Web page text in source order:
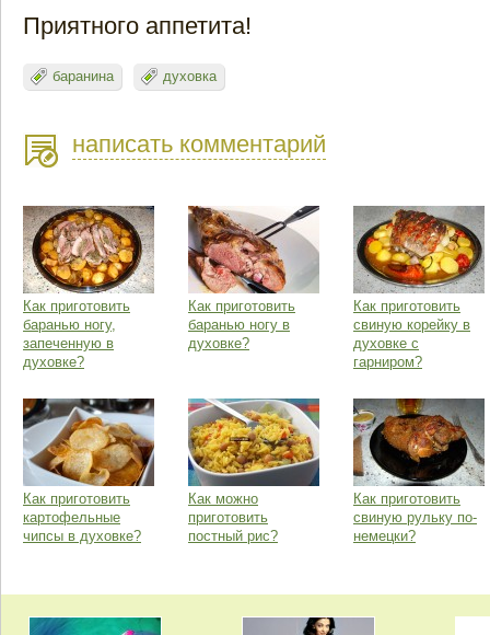
Приятного аппетита!
баранина духовка
написать комментарий
Как приготовить
баранью ногу,
запеченную в
духовке?
Как приготовить
баранью ногу в
духовке?
Как приготовить
свиную корейку в
духовке с
гарниром?
Как приготовить
картофельные
чипсы в духовке?
Как можно
приготовить
постный рис?
Как приготовить
свиную рульку по-
немецки?